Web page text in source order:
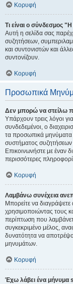
Κορυφή
Τι είναι ο σύνδεσμος
Αυτή η σελίδα σας
συζητήσεων,
και συντονιστών και
συντονίζουν.
Κορυφή
Προσωπικά
Δεν μπορώ να στείλω
Υπάρχουν τρεις λόγοι
συνδεδεμένοι, ο
τα προσωπικά μηνύματα
συστήματος
Επικοινωνήστε με έναν
περισσότερες
Κορυφή
Λαμβάνω συνέχεια
Μπορείτε να
χρησιμοποιώντας τους
περίπτωση που
συγκεκριμένο μέλος,
δυνατότητα να
μηνυμάτων.
Κορυφή
Έχω λάβει ένα μήνυμα